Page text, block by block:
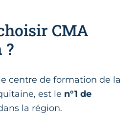
CMA
?
centre de formation de la
est le n°1 de
la région.